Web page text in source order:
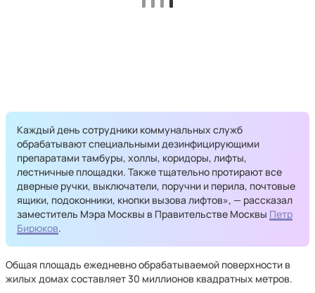
Каждый день сотрудники коммунальных служб
обрабатывают специальными дезинфицирующими
препаратами тамбуры, холлы, коридоры, лифты,
лестничные площадки. Также тщательно протирают все
дверные ручки, выключатели, поручни и перила, почтовые
ящики, подоконники, кнопки вызова лифтов», — рассказал
заместитель Мэра Москвы в Правительстве Москвы Петр
Бирюков.
Общая площадь ежедневно обрабатываемой поверхности в
жилых домах составляет 30 миллионов квадратных метров.